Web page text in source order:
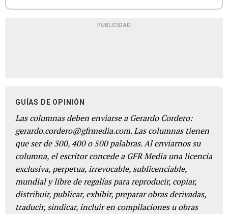
PUBLICIDAD
GUÍAS DE OPINIÓN
Las columnas deben enviarse a Gerardo Cordero:
gerardo.cordero@gfrmedia.com. Las columnas tienen
que ser de 300, 400 o 500 palabras. Al enviarnos su
columna, el escritor concede a GFR Media una licencia
exclusiva, perpetua, irrevocable, sublicenciable,
mundial y libre de regalías para reproducir, copiar,
distribuir, publicar, exhibir, preparar obras derivadas,
traducir, sindicar, incluir en compilaciones u obras